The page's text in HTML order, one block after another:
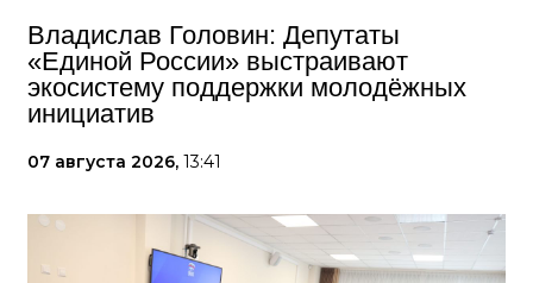
Владислав Головин: Депутаты
«Единой России» выстраивают
экосистему поддержки молодёжных
инициатив
07 августа 2026, 13:41